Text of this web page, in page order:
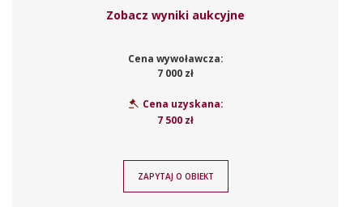
Zobacz wyniki aukcyjne
Cena wywoławcza:
7 000 zł
Cena uzyskana:
7 500 zł
ZAPYTAJ O OBIEKT